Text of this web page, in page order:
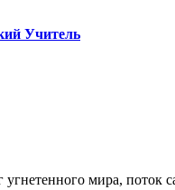
Учитель
угнетенного мира,